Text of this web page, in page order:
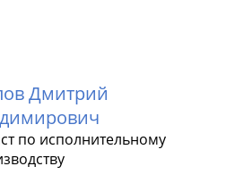
Дмитрий
по исполнительному